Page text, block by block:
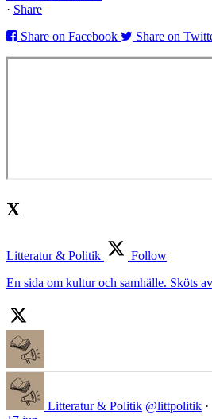
· Share
Share on Facebook
Share on
X
Litteratur & Politik
Follow
En sida om kultur och samhälle. Sköts
Litteratur & Politik @littpolitik ·